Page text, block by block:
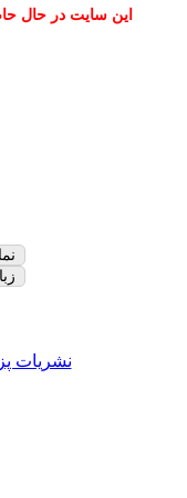
این سایت در حال
نشریات